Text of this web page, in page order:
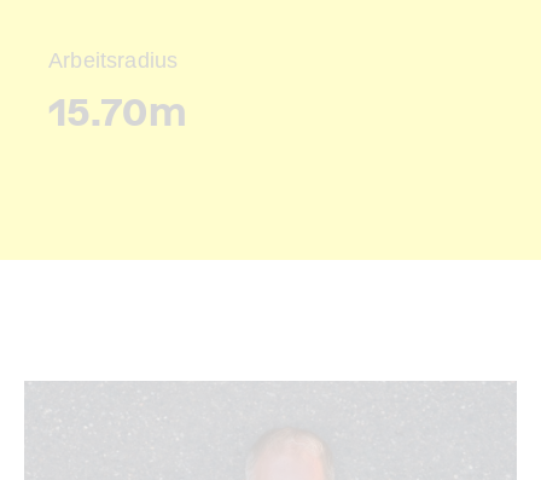
Arbeitsradius
15.70m